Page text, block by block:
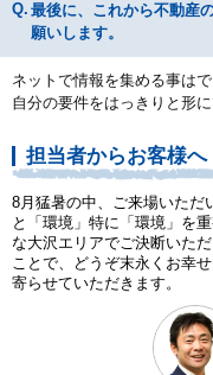
最後に、これから不動産
願いします。
ネットで情報を集める事は
自分の要件をはっきりと形
担当者からお客様へ
8月猛暑の中、ご来場いただ
と「環境」特に「環境」を
な大沢エリアでご決断いた
ことで、どうぞ末永くお幸
寄らせていただきます。